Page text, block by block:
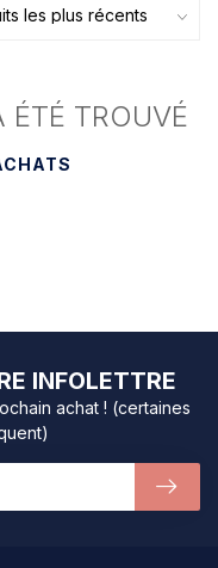
TROUVÉ
INFOLETTRE
achat ! (certaines